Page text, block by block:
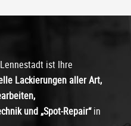
ist Ihre
Lackierungen aller Art,
und „Spot-Repair“in